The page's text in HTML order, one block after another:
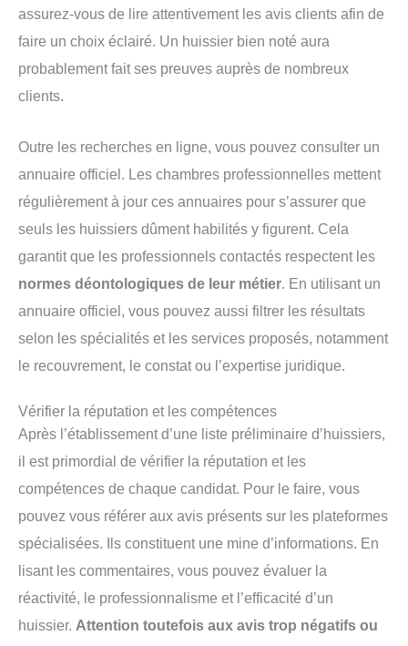
assurez-vous de lire attentivement les avis clients afin de
faire un choix éclairé. Un huissier bien noté aura
probablement fait ses preuves auprès de nombreux
clients.
Outre les recherches en ligne, vous pouvez consulter un
annuaire officiel. Les chambres professionnelles mettent
régulièrement à jour ces annuaires pour s’assurer que
seuls les huissiers dûment habilités y figurent. Cela
garantit que les professionnels contactés respectent les
normes déontologiques de leur métier. En utilisant un
annuaire officiel, vous pouvez aussi filtrer les résultats
selon les spécialités et les services proposés, notamment
le recouvrement, le constat ou l’expertise juridique.
Vérifier la réputation et les compétences
Après l’établissement d’une liste préliminaire d’huissiers,
il est primordial de vérifier la réputation et les
compétences de chaque candidat. Pour le faire, vous
pouvez vous référer aux avis présents sur les plateformes
spécialisées. Ils constituent une mine d’informations. En
lisant les commentaires, vous pouvez évaluer la
réactivité, le professionnalisme et l’efficacité d’un
huissier. Attention toutefois aux avis trop négatifs ou